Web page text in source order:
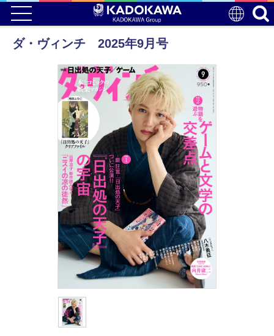
ダ・ヴィンチ 2025年9月号